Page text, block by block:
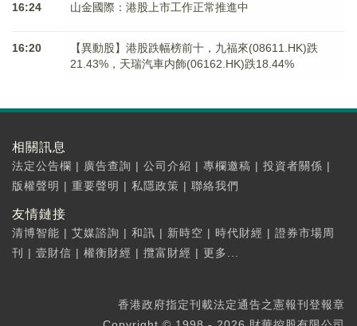
16:24 山金國際：港股上市工作正常推進中
16:20
【異動股】港股跌幅榜前十，九福來(08611.HK)跌
21.43%，天瑞汽車内飾(06162.HK)跌18.44%
相關訊息
法定公告欄 | 廣告查詢 | 公司介紹 | 專欄邀稿 | 投資者關係 |
版權聲明 | 重要聲明 | 私隱政策 | 聯絡我們
友情鏈接
清博智能 | 艾媒諮詢 | 和訊 | 新時空 | 時代財經 | 證券市場周
刊
| 壹財信 | 權衡財經 | 攬富財經 | 更多...
香港政府指定刊載法定通告之憲報刊登報章